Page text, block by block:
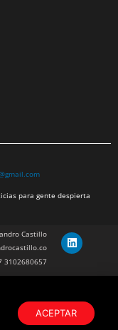
para gente despierta
Castillo
3102680657
Verano
308 9218ACEPTAR